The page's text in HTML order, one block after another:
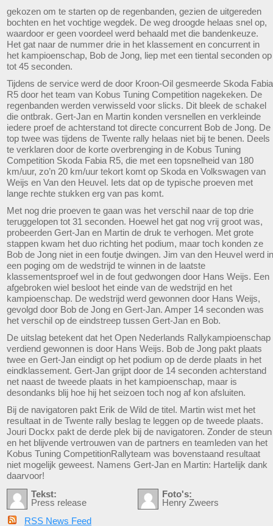
gekozen om te starten op de regenbanden, gezien de uitgereden
bochten en het vochtige wegdek. De weg droogde helaas snel op,
waardoor er geen voordeel werd behaald met die bandenkeuze.
Het gat naar de nummer drie in het klassement en concurrent in
het kampioenschap, Bob de Jong, liep met een tiental seconden op
tot 45 seconden.
Tijdens de service werd de door Kroon-Oil gesmeerde Skoda Fabia
R5 door het team van Kobus Tuning Competition nagekeken. De
regenbanden werden verwisseld voor slicks. Dit bleek de schakel
die ontbrak. Gert-Jan en Martin konden versnellen en verkleinde
iedere proef de achterstand tot directe concurrent Bob de Jong. De
top twee was tijdens de Twente rally helaas niet bij te benen. Deels
te verklaren door de korte overbrenging in de Kobus Tuning
Competition Skoda Fabia R5, die met een topsnelheid van 180
km/uur, zo’n 20 km/uur tekort komt op Skoda en Volkswagen van
Weijs en Van den Heuvel. Iets dat op de typische proeven met
lange rechte stukken erg van pas komt.
Met nog drie proeven te gaan was het verschil naar de top drie
teruggelopen tot 31 seconden. Hoewel het gat nog vrij groot was,
probeerden Gert-Jan en Martin de druk te verhogen. Met grote
stappen kwam het duo richting het podium, maar toch konden ze
Bob de Jong niet in een foutje dwingen. Jim van den Heuvel werd in
een poging om de wedstrijd te winnen in de laatste
klassementsproef wel in de fout gedwongen door Hans Weijs. Een
afgebroken wiel besloot het einde van de wedstrijd en het
kampioenschap. De wedstrijd werd gewonnen door Hans Weijs,
gevolgd door Bob de Jong en Gert-Jan. Amper 14 seconden was
het verschil op de eindstreep tussen Gert-Jan en Bob.
De uitslag betekent dat het Open Nederlands Rallykampioenschap
verdiend gewonnen is door Hans Weijs. Bob de Jong pakt plaats
twee en Gert-Jan eindigt op het podium op de derde plaats in het
eindklassement. Gert-Jan grijpt door de 14 seconden achterstand
net naast de tweede plaats in het kampioenschap, maar is
desondanks blij hoe hij het seizoen toch nog af kon afsluiten.
Bij de navigatoren pakt Erik de Wild de titel. Martin wist met het
resultaat in de Twente rally beslag te leggen op de tweede plaats.
Jouri Dockx pakt de derde plek bij de navigatoren. Zonder de steun
en het blijvende vertrouwen van de partners en teamleden van het
Kobus Tuning CompetitionRallyteam was bovenstaand resultaat
niet mogelijk geweest. Namens Gert-Jan en Martin: Hartelijk dank
daarvoor!
Tekst:
Press release
Foto's:
Henry Zweers
RSS News Feed